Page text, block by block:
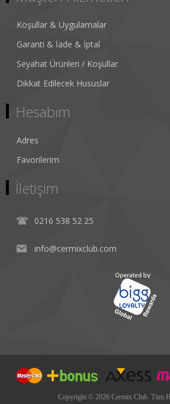
Koşullar & Uygulamalar
Garanti & İade & İptal
Seyahat Ürünleri / Koşullar
Dikkat Edilecek Hususlar
Hesabım
Adres
Favorilerim
İletişim
0216 538 52 25
info@cermixclub.com
Copyright © 2026 Cermix Club. Tüm